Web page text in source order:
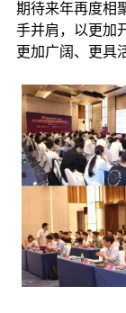
期待来年再度相
手并肩，以更加
更加广阔、更具